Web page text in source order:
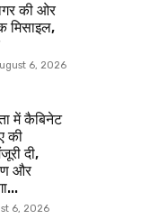
की ओर
मिसाइल,
6, 2026
में कैबिनेट
की
दी,
और
6, 2026